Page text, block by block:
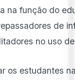
na função do
de
no uso
os estudantes